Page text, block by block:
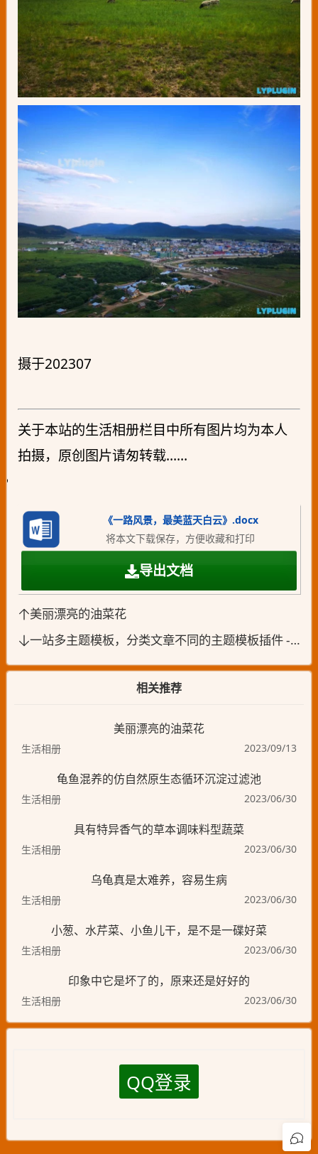
摄于202307
关于本站的生活相册栏目中所有图片均为本人
拍摄，原创图片请匆转载……
《一路风景，最美蓝天白云》.docx
将本文下载保存，方便收藏和打印
导出文档
美丽漂亮的油菜花
一站多主题模板，分类文章不同的主题模板插件 - ly_themes
相关推荐
美丽漂亮的油菜花
生活相册 2023/09/13
龟鱼混养的仿自然原生态循环沉淀过滤池
生活相册 2023/06/30
具有特异香气的草本调味料型蔬菜
生活相册 2023/06/30
乌龟真是太难养，容易生病
生活相册 2023/06/30
小葱、水芹菜、小鱼儿干，是不是一碟好菜
生活相册 2023/06/30
印象中它是坏了的，原来还是好好的
生活相册 2023/06/30
QQ登录